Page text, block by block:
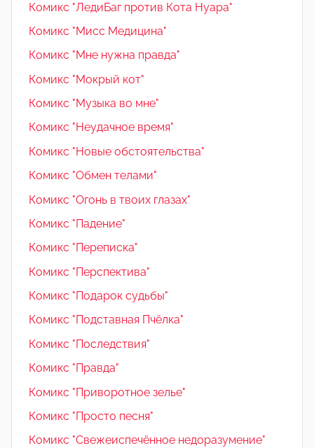
Комикс "ЛедиБаг против Кота Нуара"
Комикс "Мисс Медицина"
Комикс "Мне нужна правда"
Комикс "Мокрый кот"
Комикс "Музыка во мне"
Комикс "Неудачное время"
Комикс "Новые обстоятельства"
Комикс "Обмен телами"
Комикс "Огонь в твоих глазах"
Комикс "Падение"
Комикс "Переписка"
Комикс "Перспектива"
Комикс "Подарок судьбы"
Комикс "Подставная Пчёлка"
Комикс "Последствия"
Комикс "Правда"
Комикс "Приворотное зелье"
Комикс "Просто песня"
Комикс "Свежеиспечённое недоразумение"